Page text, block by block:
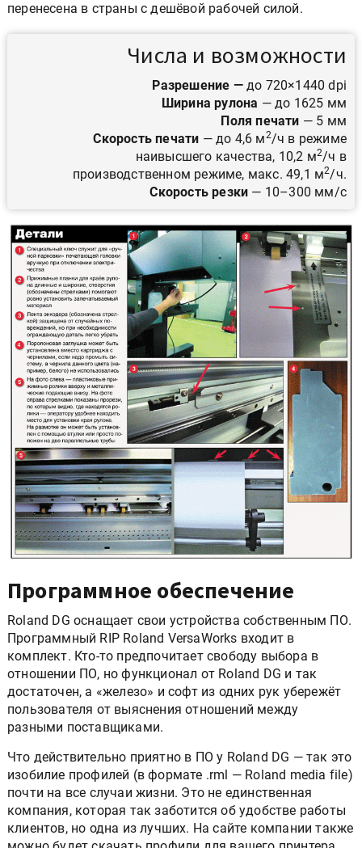
перенесена в страны с дешёвой рабочей силой.
Числа и возможности
Разрешение — до 720×1440 dpi
Ширина рулона — до 1625 мм
Поля печати — 5 мм
Скорость печати — до 4,6 м2/ч в режиме
наивысшего качества, 10,2 м2/ч в
производственном режиме, макс. 49,1 м2/ч.
Скорость резки — 10–300 мм/с
Программное обеспечение
Roland DG оснащает свои устройства собственным ПО.
Программный RIP Roland VersaWorks входит в
комплект. Кто-то предпочитает свободу выбора в
отношении ПО, но функционал от Roland DG и так
достаточен, а «железо» и софт из одних рук убережёт
пользователя от выяснения отношений между
разными поставщиками.
Что действительно приятно в ПО у Roland DG — так это
изобилие профилей (в формате .rml — Roland media file)
почти на все случаи жизни. Это не единственная
компания, которая так заботится об удобстве работы
клиентов, но одна из лучших. На сайте компании также